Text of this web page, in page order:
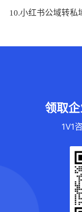
领取
1V1